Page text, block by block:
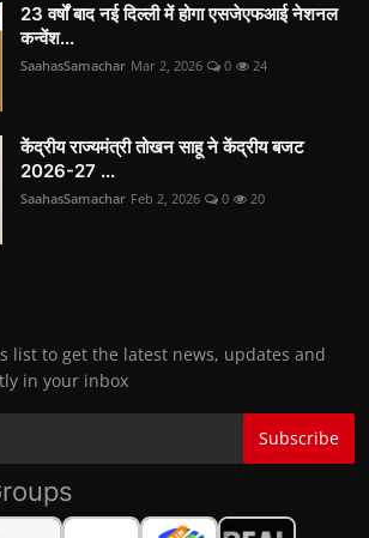
23 वर्षों बाद नई दिल्ली में होगा एसजेएफआई नेशनल
कन्वेंश...
SaahasSamachar Mar 2, 2026 0 24
केंद्रीय राज्यमंत्री तोखन साहू ने केंद्रीय बजट
2026-27 ...
SaahasSamachar Feb 2, 2026 0 20
list to get the latest news, updates and
in your inbox
Subscribe